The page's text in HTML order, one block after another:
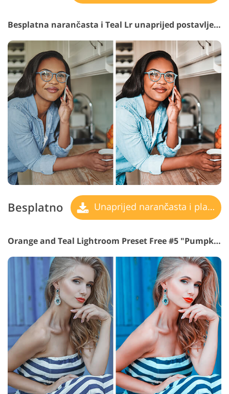
Besplatna narančasta i Teal Lr unaprijed postavljena #4 "Amber"
Besplatno Unaprijed narančasta i plavozelena
Orange and Teal Lightroom Preset Free #5 "Pumpkin"